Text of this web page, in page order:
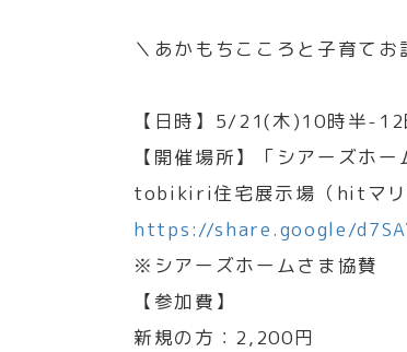
＼あかもちこころと子育てお
【日時】5/21(木)10時半-12
【開催場所】「シアーズホ
tobikiri住宅展示場（hitマリ
https://share.google/
※シアーズホームさま協賛
【参加費】
新規の方：2,200円